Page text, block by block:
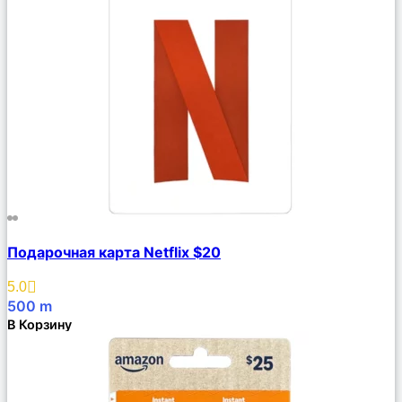
Описание
Избранное
Подарочная карта Netflix $20
5.0
500 m
В Корзину